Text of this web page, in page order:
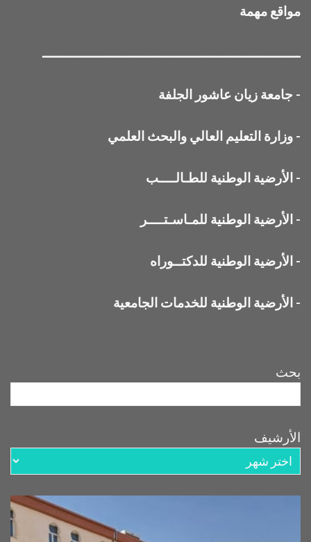
مواقع مهمة
ــــــــــــــــــــــــــــــــــــــــــــــــــــــــــــــ
- جامعة زيان عاشور الجلفة
- وزارة التعليم العالي والبحث العلمي
- الأرضية الوطنية للطـالــــب
- الأرضية الوطنية للمـاسـتــــر
- الأرضية الوطنية للدكتــوراه
- الأرضية الوطنية للخدمات الجامعية
بحث
الأرشيف